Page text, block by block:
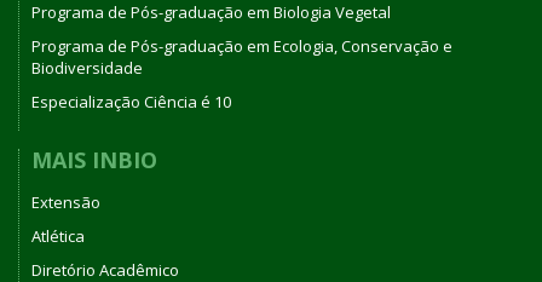
Programa de Pós-graduação em Biologia Vegetal
Programa de Pós-graduação em Ecologia, Conservação e
Biodiversidade
Especialização Ciência é 10
MAIS INBIO
Extensão
Atlética
Diretório Acadêmico